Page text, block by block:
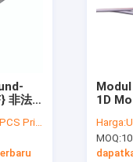
=negotiable
1D
Iklan
Harga:
MOQ:10